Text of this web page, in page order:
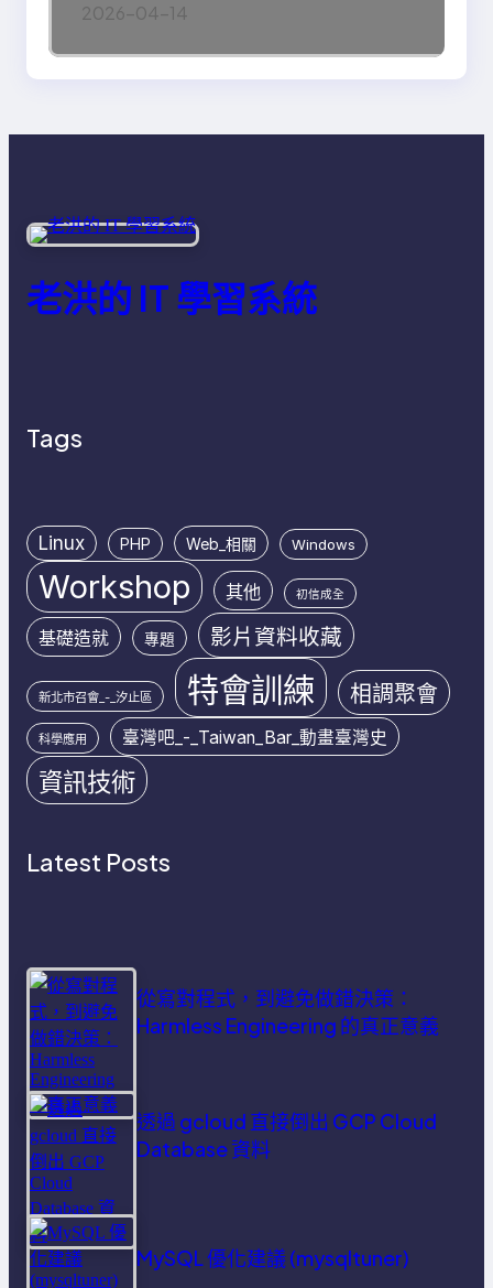
2026-04-14
老洪的 IT 學習系統
Tags
Linux PHP Web_相關 Windows
Workshop 其他 初信成全
基礎造就 專題 影片資料收藏
新北市召會_-_汐止區 特會訓練 相調聚會
科學應用 臺灣吧_-_Taiwan_Bar_動畫臺灣史
資訊技術
Latest Posts
從寫對程式，到避免做錯決策：
Harmless Engineering 的真正意義
透過 gcloud 直接倒出 GCP Cloud
Database 資料
MySQL 優化建議 (mysqltuner)